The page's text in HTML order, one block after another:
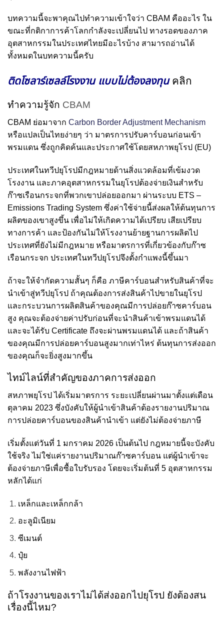
บทความนี้จะพาคุณไปทำความเข้าใจว่า CBAM คืออะไร ใน
ขณะที่กติกาการค้าโลกกำลังจะเปลี่ยนไป ทางรอดของภาค
อุตสาหกรรมในประเทศไทยมีอะไรบ้าง สามารถอ่านได้
ทั้งหมดในบทความนี้ครับ
ติดโซลาร์เซลล์โรงงาน แบบไม่ต้องลงทุน คลิก
ทำความรู้จัก CBAM
CBAM ย่อมาจาก Carbon Border Adjustment Mechanism
หรือแปลเป็นไทยง่ายๆ ว่า มาตรการปรับคาร์บอนก่อนเข้า
พรมแดน ซึ่งถูกคิดค้นและประกาศใช้โดยสหภาพยุโรป (EU)
ประเทศในทวีปยุโรปมีกฎหมายด้านสิ่งแวดล้อมที่เข้มงวด
โรงงาน และภาคอุตสาหกรรมในยุโรปต้องจ่ายเงินสำหรับ
ก๊าซเรือนกระจกที่พวกเขาปล่อยออกมา ผ่านระบบ ETS –
Emissions Trading System ซึ่งค่าใช้จ่ายนี้ส่งผลให้ต้นทุนการ
ผลิตของเขาสูงขึ้น เพื่อไม่ให้เกิดความได้เปรียบ เสียเปรียบ
ทางการค้า และป้องกันไม่ให้โรงงานย้ายฐานการผลิตไป
ประเทศที่ยังไม่มีกฎหมาย หรือมาตรการที่เกี่ยวข้องกับก๊าซ
เรือนกระจก ประเทศในทวีปยุโรปจึงตั้งกำแพงนี้ขึ้นมา
ถ้าจะให้จำกัดความสั้นๆ ก็คือ ภาษีคาร์บอนสำหรับสินค้าที่จะ
นำเข้าสู่ทวีปยุโรป ถ้าคุณต้องการส่งสินค้าไปขายในยุโรป
และกระบวนการผลิตสินค้าของคุณมีการปล่อยก๊าซคาร์บอน
สูง คุณจะต้องจ่ายค่าปรับก่อนที่จะนำสินค้าเข้าพรมแดนได้
และจะได้รับ Certificate ถึงจะผ่านพรมแดนได้ และถ้าสินค้า
ของคุณมีการปล่อยคาร์บอนสูงมากเท่าไหร่ ต้นทุนการส่งออก
ของคุณก็จะยิ่งสูงมากขึ้น
ไทม์ไลน์ที่สำคัญของภาคการส่งออก
สหภาพยุโรป ได้เริ่มมาตรการ ระยะเปลี่ยนผ่านมาตั้งแต่เดือน
ตุลาคม 2023 ซึ่งบังคับให้ผู้นำเข้าสินค้าต้องรายงานปริมาณ
การปล่อยคาร์บอนของสินค้านำเข้า แต่ยังไม่ต้องจ่ายภาษี
เริ่มตั้งแต่วันที่ 1 มกราคม 2026 เป็นต้นไป กฎหมายนี้จะบังคับ
ใช้จริง ไม่ใช่แค่รายงานปริมาณก๊าซคาร์บอน แต่ผู้นำเข้าจะ
ต้องจ่ายภาษีเพื่อซื้อใบรับรอง โดยจะเริ่มต้นที่ 5 อุตสาหกรรม
หลักได้แก่
เหล็กและเหล็กกล้า
อะลูมิเนียม
ซีเมนต์
ปุ๋ย
พลังงานไฟฟ้า
ถ้าโรงงานของเราไม่ได้ส่งออกไปยุโรป ยังต้องสน
เรื่องนี้ไหม?